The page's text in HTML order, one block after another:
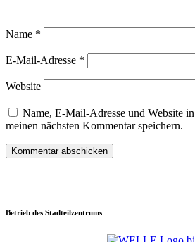
Name *
E-Mail-Adresse *
Website
Name, E-Mail-Adresse und Website
meinen nächsten Kommentar speichern.
Betrieb des Stadteilzentrums